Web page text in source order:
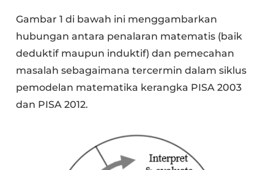
Gambar 1 di bawah ini menggambarkan
hubungan antara penalaran matematis (baik
deduktif maupun induktif) dan pemecahan
masalah sebagaimana tercermin dalam siklus
pemodelan matematika kerangka PISA 2003
dan PISA 2012.